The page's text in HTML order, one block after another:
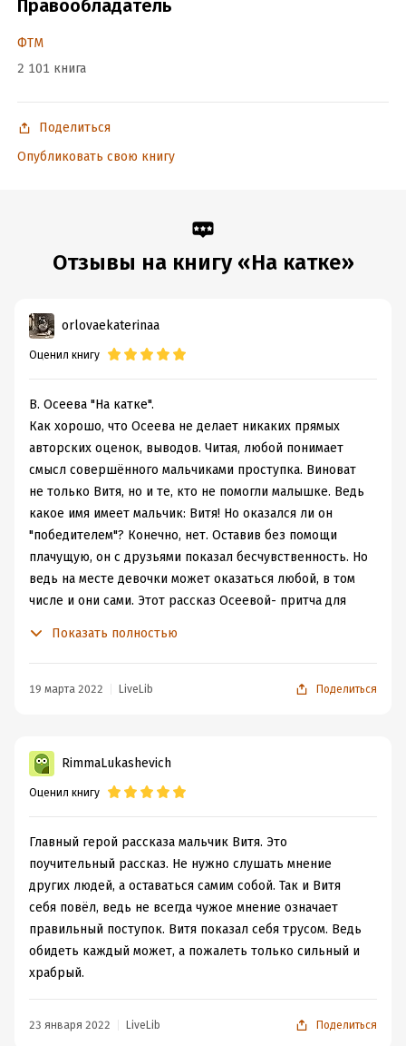
Правообладатель
ФТМ
2 101 книга
Поделиться
Опубликовать свою книгу
Отзывы на книгу «На катке»
orlovaekaterinaa
Оценил книгу
В. Осеева "На катке".
Как хорошо, что Осеева не делает никаких прямых
авторских оценок, выводов. Читая, любой понимает
смысл совершённого мальчиками проступка. Виноват
не только Витя, но и те, кто не помогли малышке. Ведь
какое имя имеет мальчик: Витя! Но оказался ли он
"победителем"? Конечно, нет. Оставив без помощи
плачущую, он с друзьями показал бесчувственность. Но
ведь на месте девочки может оказаться любой, в том
числе и они сами. Этот рассказ Осеевой- притча для
Показать полностью
19 марта 2022 LiveLib Поделиться
RimmaLukashevich
Оценил книгу
Главный герой рассказа мальчик Витя. Это
поучительный рассказ. Не нужно слушать мнение
других людей, а оставаться самим собой. Так и Витя
себя повёл, ведь не всегда чужое мнение означает
правильный поступок. Витя показал себя трусом. Ведь
обидеть каждый может, а пожалеть только сильный и
храбрый.
23 января 2022 LiveLib Поделиться